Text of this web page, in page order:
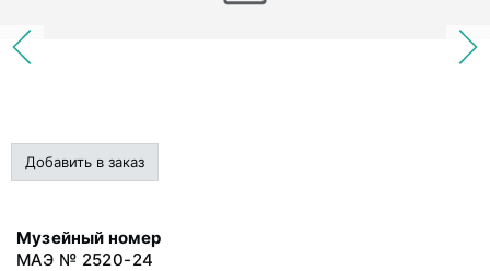
Добавить в заказ
Музейный номер
МАЭ № 2520-24